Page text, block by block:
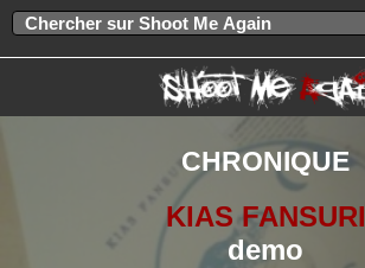
CHRONIQUE
KIAS FANSURI
demo